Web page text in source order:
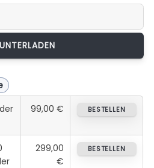
99,00 € BESTELLEN
299,00
€
BESTELLEN